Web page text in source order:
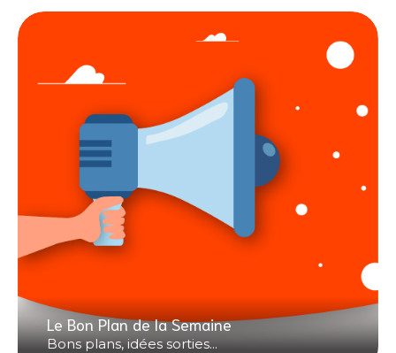
Le Bon Plan de la Semaine
Bons plans, idées sorties...